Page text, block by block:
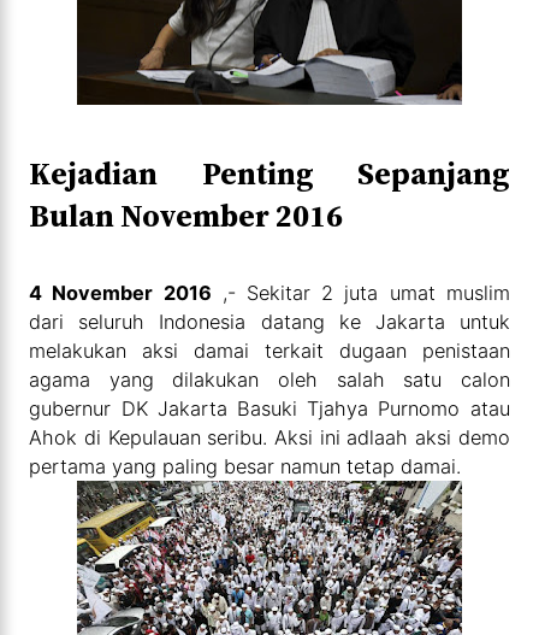
Kejadian Penting Sepanjang
Bulan November 2016
4 November 2016 ,- Sekitar 2 juta umat muslim
dari seluruh Indonesia datang ke Jakarta untuk
melakukan aksi damai terkait dugaan penistaan
agama yang dilakukan oleh salah satu calon
gubernur DK Jakarta Basuki Tjahya Purnomo atau
Ahok di Kepulauan seribu. Aksi ini adlaah aksi demo
pertama yang paling besar namun tetap damai.